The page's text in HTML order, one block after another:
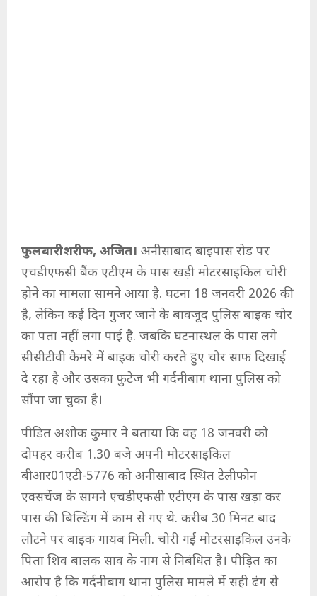
फुलवारीशरीफ, अजित। अनीसाबाद बाइपास रोड पर
एचडीएफसी बैंक एटीएम के पास खड़ी मोटरसाइकिल चोरी
होने का मामला सामने आया है. घटना 18 जनवरी 2026 की
है, लेकिन कई दिन गुजर जाने के बावजूद पुलिस बाइक चोर
का पता नहीं लगा पाई है. जबकि घटनास्थल के पास लगे
सीसीटीवी कैमरे में बाइक चोरी करते हुए चोर साफ दिखाई
दे रहा है और उसका फुटेज भी गर्दनीबाग थाना पुलिस को
सौंपा जा चुका है।
पीड़ित अशोक कुमार ने बताया कि वह 18 जनवरी को
दोपहर करीब 1.30 बजे अपनी मोटरसाइकिल
बीआर01एटी-5776 को अनीसाबाद स्थित टेलीफोन
एक्सचेंज के सामने एचडीएफसी एटीएम के पास खड़ा कर
पास की बिल्डिंग में काम से गए थे. करीब 30 मिनट बाद
लौटने पर बाइक गायब मिली. चोरी गई मोटरसाइकिल उनके
पिता शिव बालक साव के नाम से निबंधित है। पीड़ित का
आरोप है कि गर्दनीबाग थाना पुलिस मामले में सही ढंग से